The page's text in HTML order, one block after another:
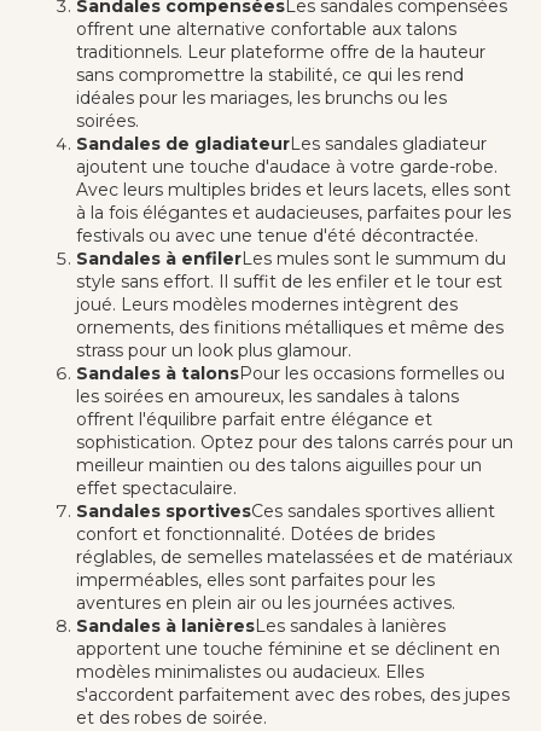
Sandales compenséesLes sandales compensées
offrent une alternative confortable aux talons
traditionnels. Leur plateforme offre de la hauteur
sans compromettre la stabilité, ce qui les rend
idéales pour les mariages, les brunchs ou les
soirées.
Sandales de gladiateurLes sandales gladiateur
ajoutent une touche d'audace à votre garde-robe.
Avec leurs multiples brides et leurs lacets, elles sont
à la fois élégantes et audacieuses, parfaites pour les
festivals ou avec une tenue d'été décontractée.
Sandales à enfilerLes mules sont le summum du
style sans effort. Il suffit de les enfiler et le tour est
joué. Leurs modèles modernes intègrent des
ornements, des finitions métalliques et même des
strass pour un look plus glamour.
Sandales à talonsPour les occasions formelles ou
les soirées en amoureux, les sandales à talons
offrent l'équilibre parfait entre élégance et
sophistication. Optez pour des talons carrés pour un
meilleur maintien ou des talons aiguilles pour un
effet spectaculaire.
Sandales sportivesCes sandales sportives allient
confort et fonctionnalité. Dotées de brides
réglables, de semelles matelassées et de matériaux
imperméables, elles sont parfaites pour les
aventures en plein air ou les journées actives.
Sandales à lanièresLes sandales à lanières
apportent une touche féminine et se déclinent en
modèles minimalistes ou audacieux. Elles
s'accordent parfaitement avec des robes, des jupes
et des robes de soirée.